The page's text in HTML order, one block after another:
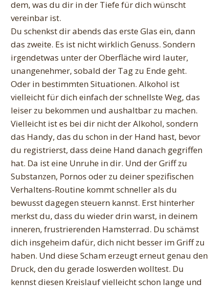
dem, was du dir in der Tiefe für dich wünscht
vereinbar ist.
Du schenkst dir abends das erste Glas ein, dann
das zweite. Es ist nicht wirklich Genuss. Sondern
irgendetwas unter der Oberfläche wird lauter,
unangenehmer, sobald der Tag zu Ende geht.
Oder in bestimmten Situationen. Alkohol ist
vielleicht für dich einfach der schnellste Weg, das
leiser zu bekommen und aushaltbar zu machen.
Vielleicht ist es bei dir nicht der Alkohol, sondern
das Handy, das du schon in der Hand hast, bevor
du registrierst, dass deine Hand danach gegriffen
hat. Da ist eine Unruhe in dir. Und der Griff zu
Substanzen, Pornos oder zu deiner spezifischen
Verhaltens-Routine kommt schneller als du
bewusst dagegen steuern kannst. Erst hinterher
merkst du, dass du wieder drin warst, in deinem
inneren, frustrierenden Hamsterrad. Du schämst
dich insgeheim dafür, dich nicht besser im Griff zu
haben. Und diese Scham erzeugt erneut genau den
Druck, den du gerade loswerden wolltest. Du
kennst diesen Kreislauf vielleicht schon lange und